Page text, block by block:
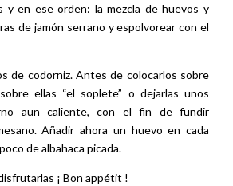
y en ese orden: la mezcla de huevos y
de jamón serrano y espolvorear con el
de codorniz. Antes de colocarlos sobre
ellas “el soplete” o dejarlas unos
aun caliente, con el fin de fundir
Añadir ahora un huevo en cada
de albahaca picada.
¡ Bon appétit !